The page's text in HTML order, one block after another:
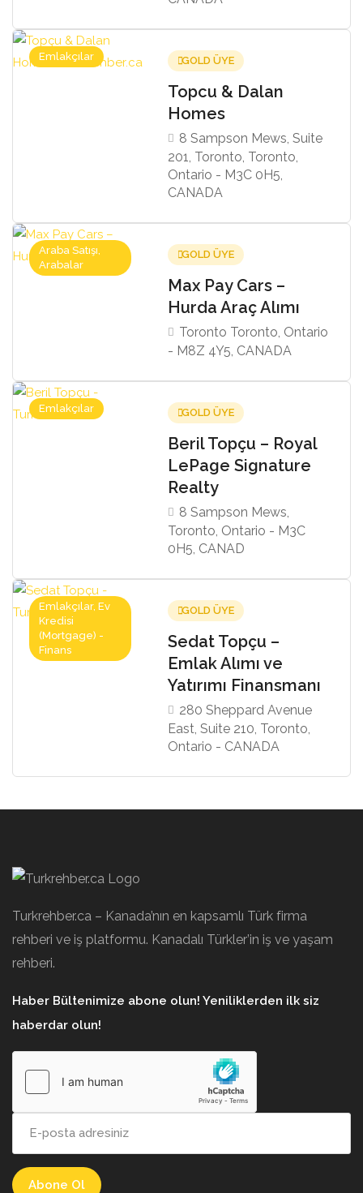
Emlakçılar GOLD ÜYE
Topcu & Dalan
Homes
8 Sampson Mews, Suite
201, Toronto, Toronto,
Ontario - M3C 0H5,
CANADA
Araba Satışı,
Arabalar
GOLD ÜYE
Max Pay Cars –
Hurda Araç Alımı
Toronto Toronto, Ontario
- M8Z 4Y5, CANADA
Emlakçılar GOLD ÜYE
Beril Topçu – Royal
LePage Signature
Realty
8 Sampson Mews,
Toronto, Ontario - M3C
0H5, CANAD
Emlakçılar, Ev
Kredisi
(Mortgage) -
Finans
GOLD ÜYE
Sedat Topçu –
Emlak Alımı ve
Yatırımı Finansmanı
280 Sheppard Avenue
East, Suite 210, Toronto,
Ontario - CANADA
Turkrehber.ca – Kanada’nın en kapsamlı Türk firma
rehberi ve iş platformu. Kanadalı Türkler’in iş ve yaşam
rehberi.
Haber Bültenimize abone olun! Yeniliklerden ilk siz
haberdar olun!